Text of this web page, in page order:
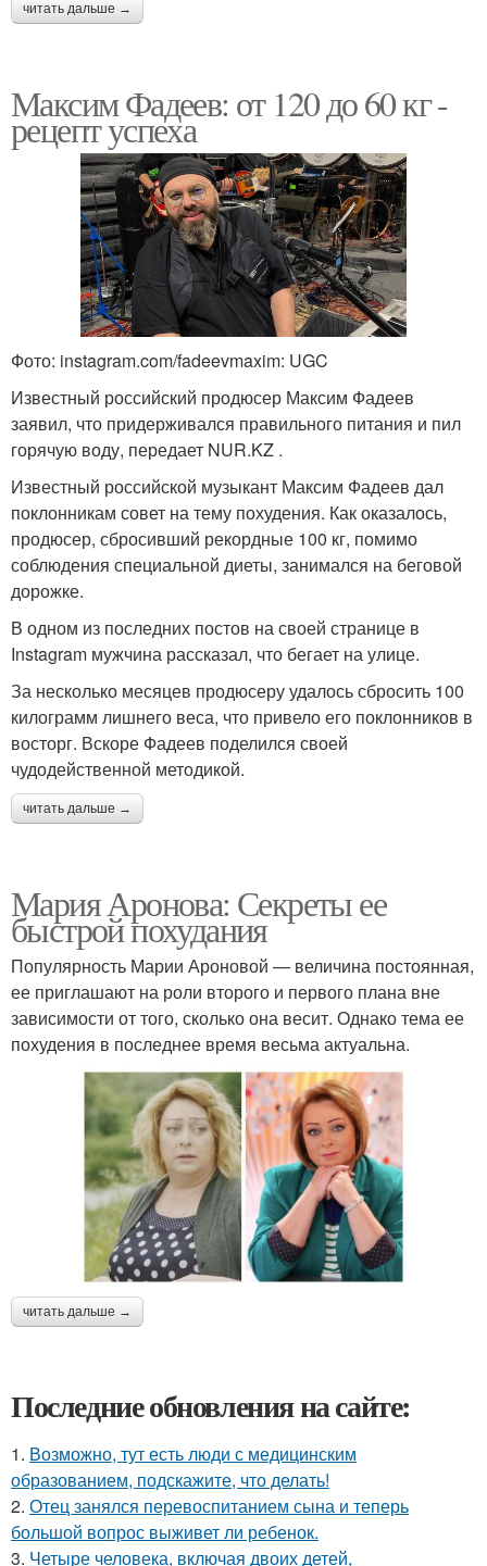
читать дальше →
Максим Фадеев: от 120 до 60 кг -
рецепт успеха
Фото: instagram.com/fadeevmaxim: UGC
Известный российский продюсер Максим Фадеев
заявил, что придерживался правильного питания и пил
горячую воду, передает NUR.KZ .
Известный российской музыкант Максим Фадеев дал
поклонникам совет на тему похудения. Как оказалось,
продюсер, сбросивший рекордные 100 кг, помимо
соблюдения специальной диеты, занимался на беговой
дорожке.
В одном из последних постов на своей странице в
Instagram мужчина рассказал, что бегает на улице.
За несколько месяцев продюсеру удалось сбросить 100
килограмм лишнего веса, что привело его поклонников в
восторг. Вскоре Фадеев поделился своей
чудодейственной методикой.
читать дальше →
Мария Аронова: Секреты ее
быстрой похудания
Популярность Марии Ароновой — величина постоянная,
ее приглашают на роли второго и первого плана вне
зависимости от того, сколько она весит. Однако тема ее
похудения в последнее время весьма актуальна.
читать дальше →
Последние обновления на сайте:
1. Возможно, тут есть люди с медицинским
образованием, подскажите, что делать!
2. Отец занялся перевоспитанием сына и теперь
большой вопрос выживет ли ребенок.
3. Четыре человека, включая двоих детей,